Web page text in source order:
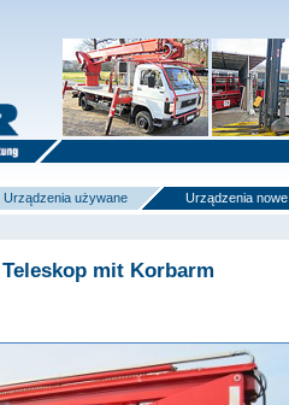
Urządzenia używane Urządzenia nowe
Teleskop mit Korbarm